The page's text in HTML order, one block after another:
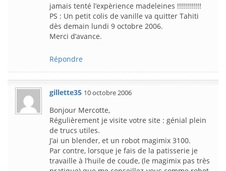
jamais tenté l’expèrience madeleines !!!!!!!!!!!!
PS : Un petit colis de vanille va quitter Tahiti
dès demain lundi 9 octobre 2006.
Merci d’avance.
Répondre
gillette35 10 octobre 2006
Bonjour Mercotte,
Régulièrement je visite votre site : génial plein
de trucs utiles.
J’ai un blender, et un robot magimix 3100.
Par contre, lorsque je fais de la patisserie je
travaille à l’huile de coude, (le magimix pas très